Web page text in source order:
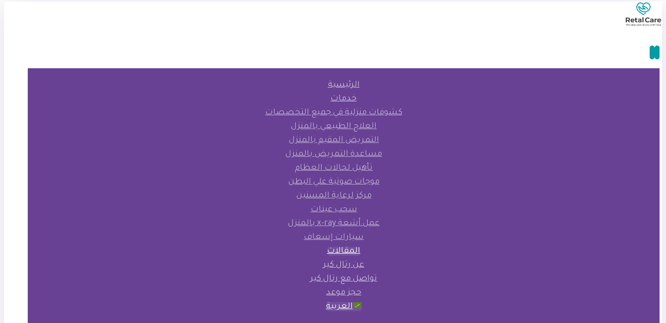
الرئيسية
خدمات
كشوفات منزلية في جميع التخصصات
العلاج الطبيعي بالمنزل
التمريض المقيم بالمنزل
مساعدة التمريض بالمنزل
تأهيل لحالات العظام
موجات صوتية علي البطن
مركز لرعاية المسنين
سحب عينات
عمل أشعة x-ray بالمنزل
سيارات إسعاف
المقالات
عن رتال كير
تواصل مع رتال كير
حجز موعد
العربية